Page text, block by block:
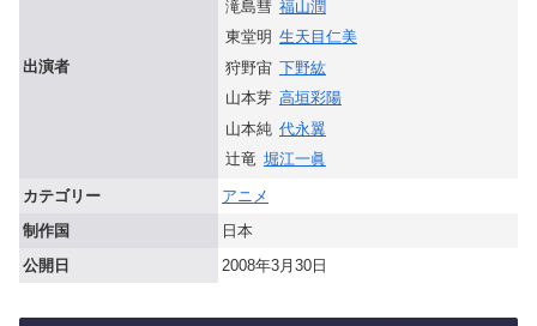
出演者
滝島彗 福山潤
東堂明 生天目仁美
狩野宙 下野紘
山本芽 高垣彩陽
山本純 代永翼
辻竜 堀江一眞
カテゴリー
アニメ
制作国
日本
公開日
2008年3月30日